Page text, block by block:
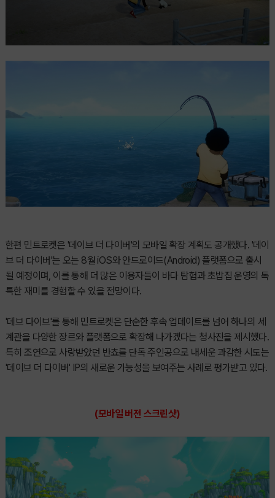
한편 민트로켓은 '데이브 더 다이버'의 모바일 확장 계획도 공개했다. '데이
브 더 다이버'는 오는 8월 iOS와 안드로이드(Android) 플랫폼으로 출시
될 예정이며, 이를 통해 더 많은 이용자들이 바다 탐험과 초밥집 운영의 독
특한 재미를 경험할 수 있을 전망이다.
'데브 다이브'를 통해 민트로켓은 단순한 후속 업데이트를 넘어 하나의 세
계관을 다양한 장르와 플랫폼으로 확장해 나가겠다는 청사진을 제시했다.
특히 조연으로 사랑받았던 반쵸를 단독 주인공으로 내세운 과감한 시도는
'데이브 더 다이버' IP의 새로운 가능성을 보여주는 사례로 평가받고 있다.
(모바일 버전 스크린샷)